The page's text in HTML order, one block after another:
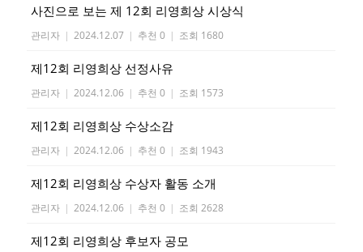
사진으로 보는 제 12회 리영희상 시상식
관리자 | 2024.12.07 | 추천 0 | 조회 1680
제12회 리영희상 선정사유
관리자 | 2024.12.06 | 추천 0 | 조회 1573
제12회 리영희상 수상소감
관리자 | 2024.12.06 | 추천 0 | 조회 1943
제12회 리영희상 수상자 활동 소개
관리자 | 2024.12.06 | 추천 0 | 조회 2628
제12회 리영희상 후보자 공모